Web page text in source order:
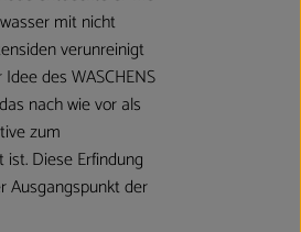
mit nicht
verunreinigt
des WASCHENS
nach wie vor als
zum
Diese Erfindung
Ausgangspunkt der